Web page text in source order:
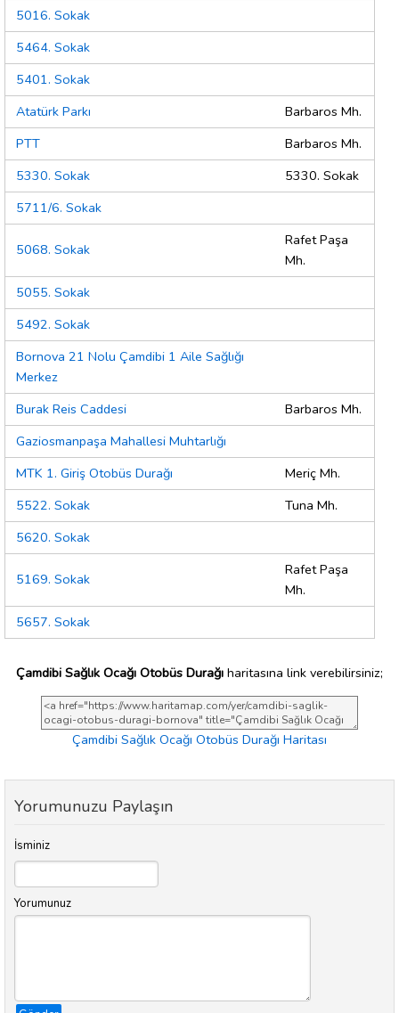
5016. Sokak
5464. Sokak
5401. Sokak
Atatürk Parkı
Barbaros Mh.
PTT
Barbaros Mh.
5330. Sokak
5330. Sokak
5711/6. Sokak
5068. Sokak
Rafet Paşa
Mh.
5055. Sokak
5492. Sokak
Bornova 21 Nolu Çamdibi 1 Aile Sağlığı
Merkez
Burak Reis Caddesi
Barbaros Mh.
Gaziosmanpaşa Mahallesi Muhtarlığı
MTK 1. Giriş Otobüs Durağı
Meriç Mh.
5522. Sokak
Tuna Mh.
5620. Sokak
5169. Sokak
Rafet Paşa
Mh.
5657. Sokak
Çamdibi Sağlık Ocağı Otobüs Durağı haritasına link verebilirsiniz;
Çamdibi Sağlık Ocağı Otobüs Durağı Haritası
Yorumunuzu Paylaşın
İsminiz
Yorumunuz